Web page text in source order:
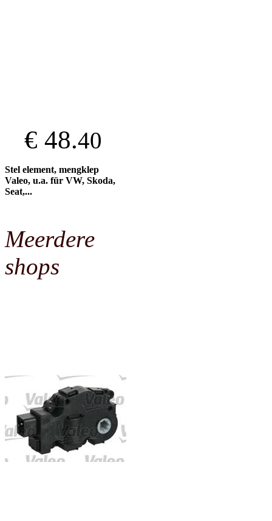
€ 48.40
Stel element, mengklep
Valeo, u.a. für VW, Skoda,
Seat,...
Meerdere
shops